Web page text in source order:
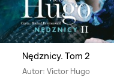
Nędznicy. Tom 2
Autor: Victor Hugo